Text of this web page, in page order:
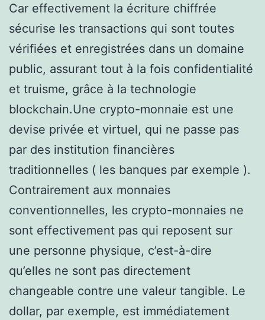
Car effectivement la écriture chiffrée
sécurise les transactions qui sont toutes
vérifiées et enregistrées dans un domaine
public, assurant tout à la fois confidentialité
et truisme, grâce à la technologie
blockchain.Une crypto-monnaie est une
devise privée et virtuel, qui ne passe pas
par des institution financières
traditionnelles ( les banques par exemple ).
Contrairement aux monnaies
conventionnelles, les crypto-monnaies ne
sont effectivement pas qui reposent sur
une personne physique, c’est-à-dire
qu’elles ne sont pas directement
changeable contre une valeur tangible. Le
dollar, par exemple, est immédiatement